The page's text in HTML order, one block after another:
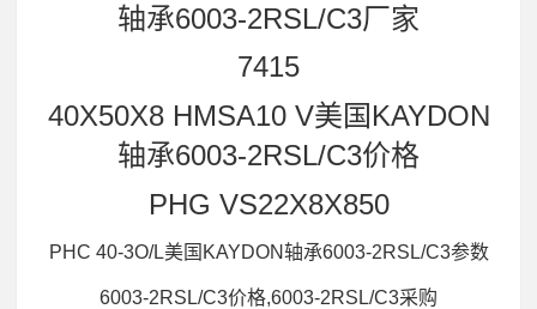
轴承6003-2RSL/C3厂家
7415
40X50X8 HMSA10 V美国KAYDON
轴承6003-2RSL/C3价格
PHG VS22X8X850
PHC 40-3O/L美国KAYDON轴承6003-2RSL/C3参数
6003-2RSL/C3价格,6003-2RSL/C3采购